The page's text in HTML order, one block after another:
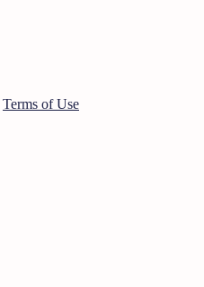
Terms of Use